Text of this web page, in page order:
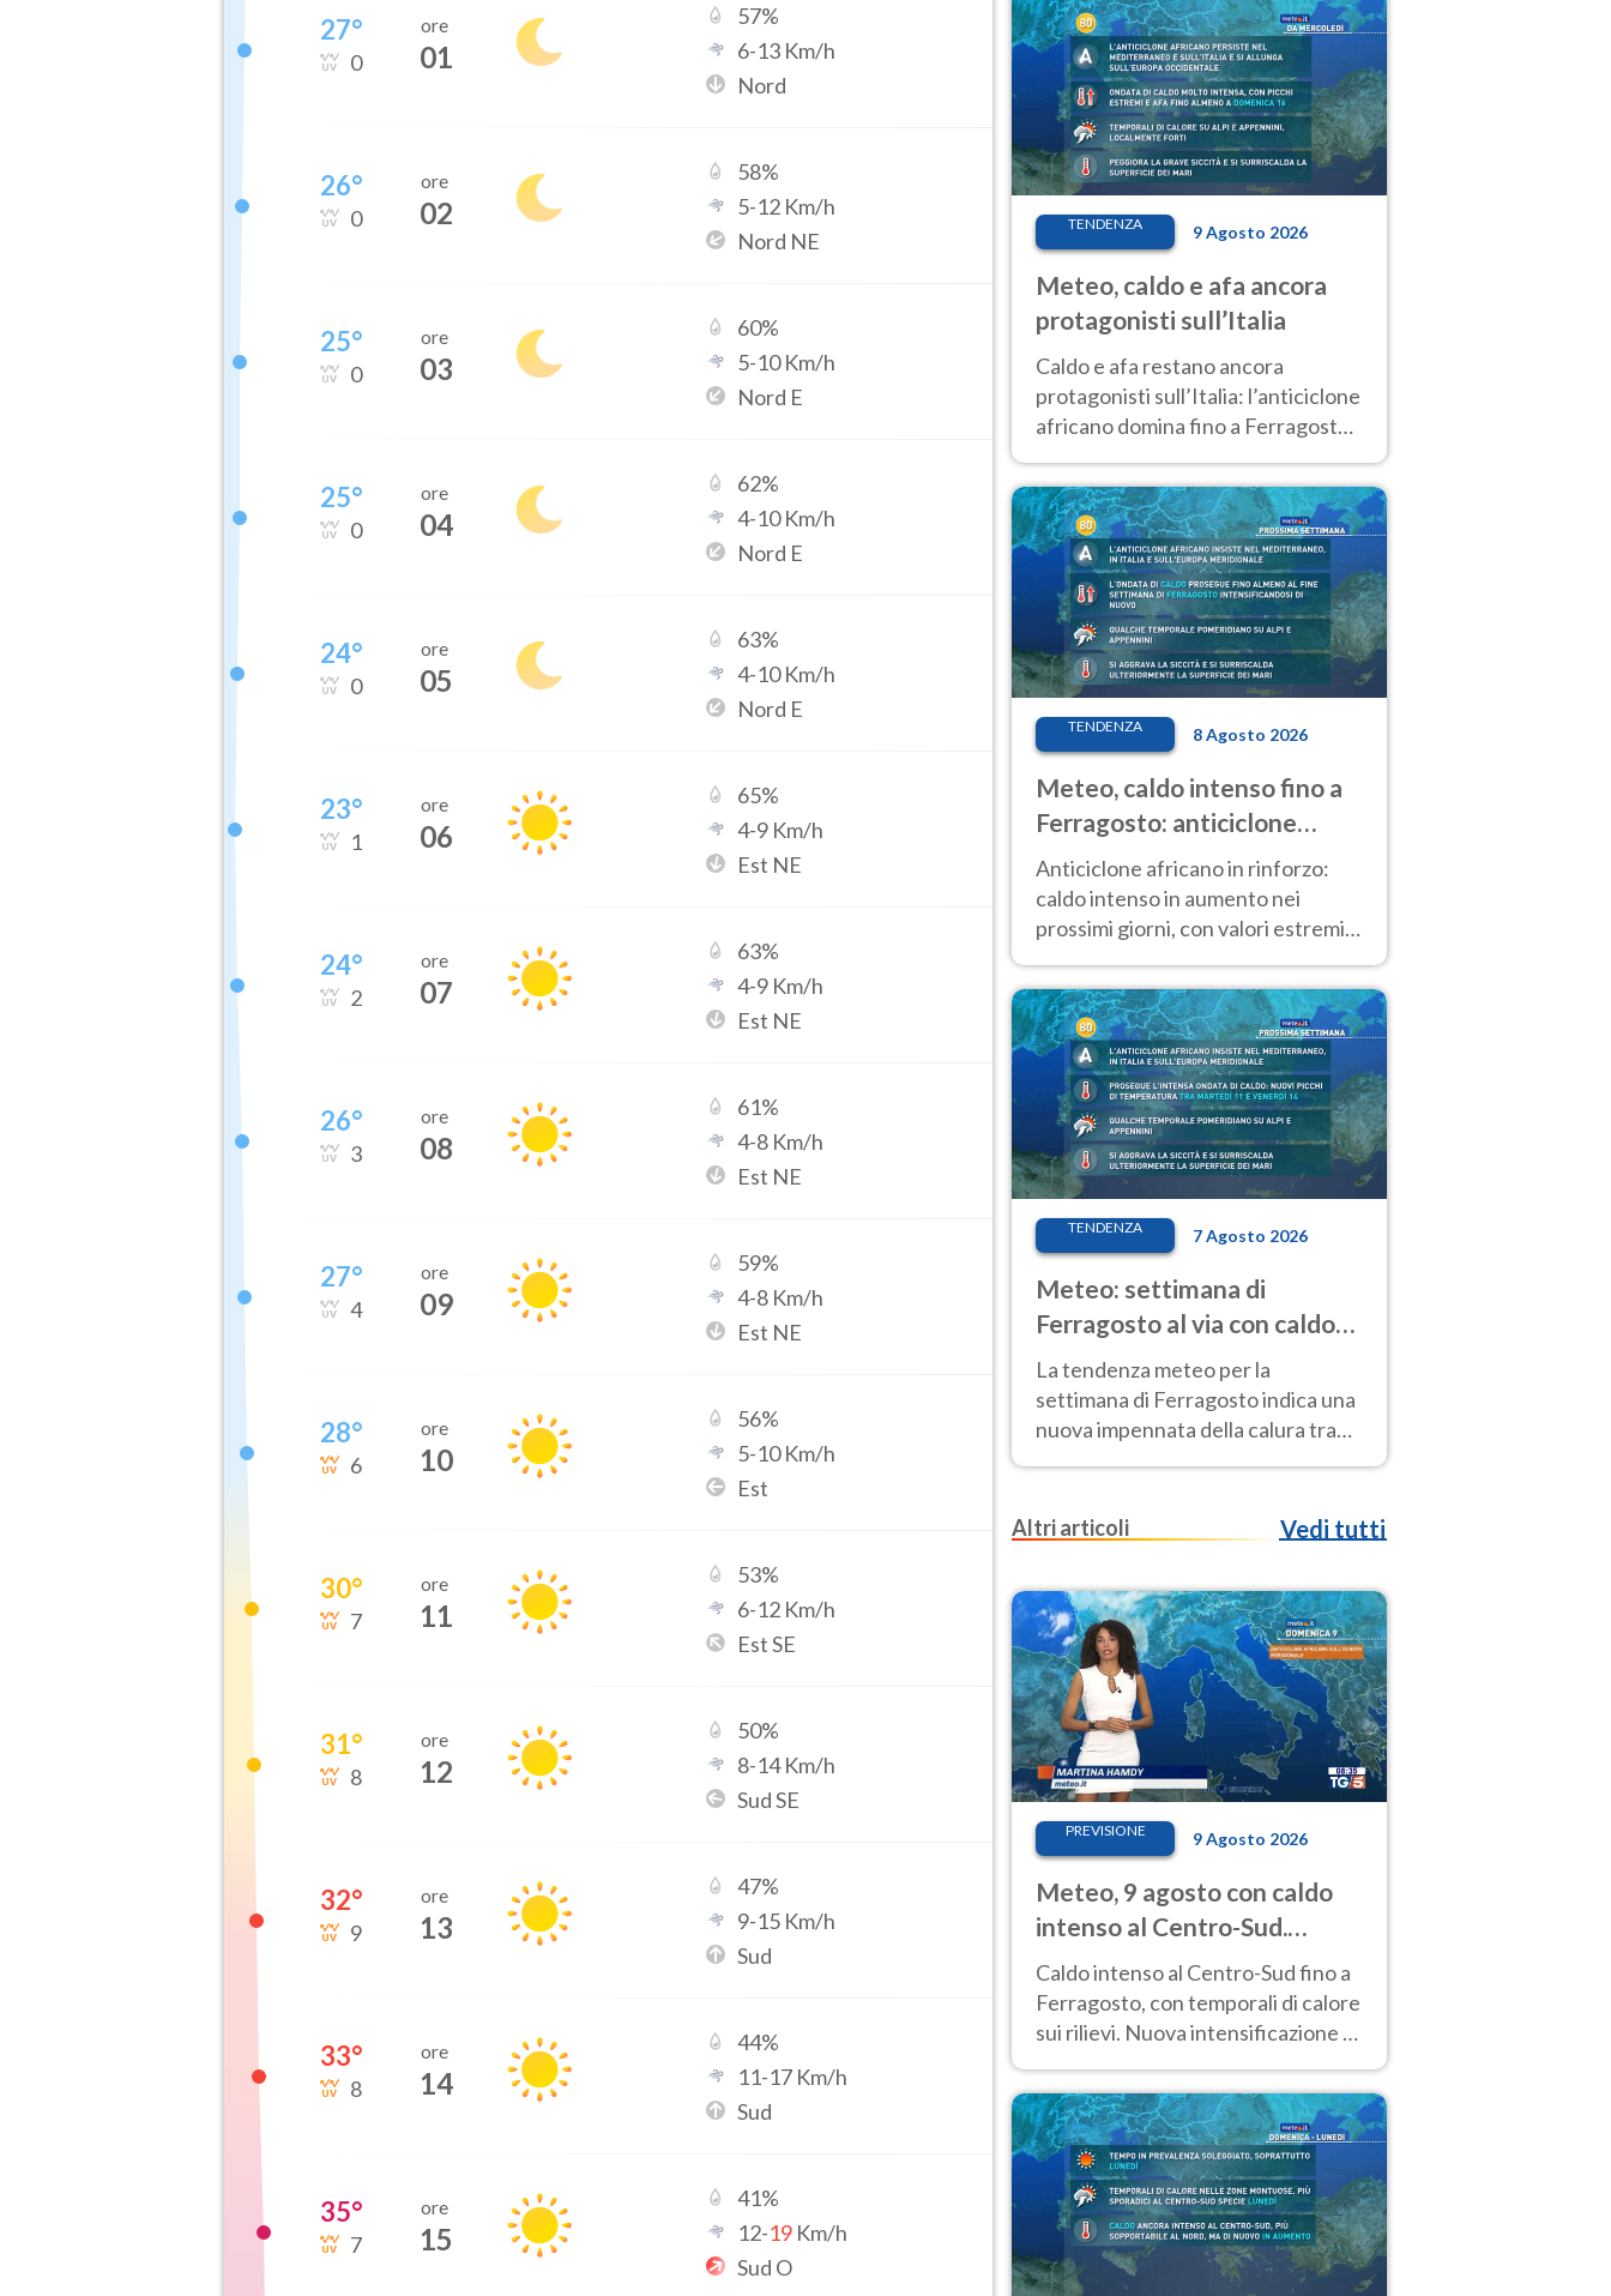
27°
0
ore
01
57%
6-13 Km/h
Nord
26°
0
ore
02
58%
5-12 Km/h
Nord NE
25°
0
ore
03
60%
5-10Km/h
Nord E
25°
0
ore
04
62%
4-10Km/h
Nord E
24°
0
ore
05
63%
4-10Km/h
Nord E
23°
1
ore
06
65%
4-9 Km/h
Est NE
24°
2
ore
07
63%
4-9 Km/h
Est NE
26°
3
ore
08
61%
4-8 Km/h
Est NE
27°
4
ore
09
59%
4-8 Km/h
Est NE
28°
6
ore
10
56%
5-10Km/h
Est
30°
7
ore
11
53%
6-12 Km/h
Est SE
31°
8
ore
12
50%
8-14Km/h
Sud SE
32°
9
ore
13
47%
9-15 Km/h
Sud
33°
8
ore
14
44%
11-17 Km/h
Sud
35°
7
ore
15
41%
12-19 Km/h
Sud O
TENDENZA 9 Agosto 2026
Meteo, caldo e afa ancora
protagonisti sull’Italia
Caldo e afa restano ancora
protagonisti sull’Italia: l’anticiclone
africano domina fino a Ferragosto,
cambiamento
TENDENZA 8 Agosto 2026
Meteo, caldo intenso fino a
Ferragosto: anticiclone
africano ancora
protagonista
Anticiclone africano in rinforzo:
caldo intenso in aumento nei
prossimi giorni, con valori estremi
d’Italia
TENDENZA 7 Agosto 2026
Meteo: settimana di
Ferragosto al via con caldo
intenso e qualche temporale
La tendenza meteo per la
settimana di Ferragosto indica una
nuova impennata della calura tra
11 e 14 agosto, con nuovi rialzi
Altri articoli
Vedi tutti
PREVISIONE 9 Agosto 2026
Meteo, 9 agosto con caldo
intenso al Centro-Sud.
Temporali sui rilievi
Caldo intenso al Centro-Sud fino a
Ferragosto, con temporali di calore
sui rilievi. Nuova intensificazione la
verso i 40 °C